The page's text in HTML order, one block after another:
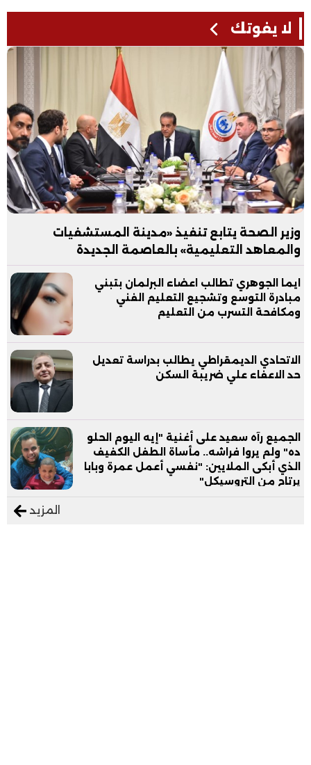
لا يفوتك
وزير الصحة يتابع تنفيذ «مدينة المستشفيات
والمعاهد التعليمية» بالعاصمة الجديدة
ايما الجوهري تطالب اعضاء البرلمان بتبني
مبادرة التوسع وتشجيع التعليم الفني
ومكافحة التسرب من التعليم
الاتحادي الديمقراطي يطالب بدراسة تعديل
حد الاعفاء علي ضريبة السكن
الجميع رآه سعيد على أغنية "إيه اليوم الحلو
ده" ولم يروا فراشه.. مأساة الطفل الكفيف
الذي أبكى الملايين: "نفسي أعمل عمرة وبابا
يرتاح من التروسيكل"
المزيد